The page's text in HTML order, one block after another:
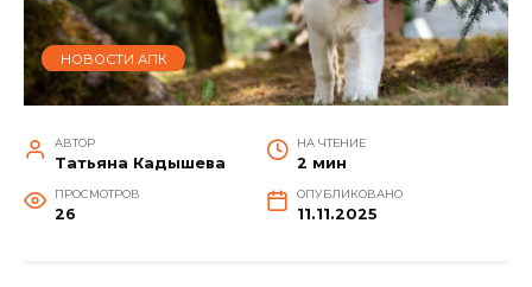
НОВОСТИ АПК
АВТОР
Татьяна Кадышева
НА ЧТЕНИЕ
2 мин
ПРОСМОТРОВ
26
ОПУБЛИКОВАНО
11.11.2025